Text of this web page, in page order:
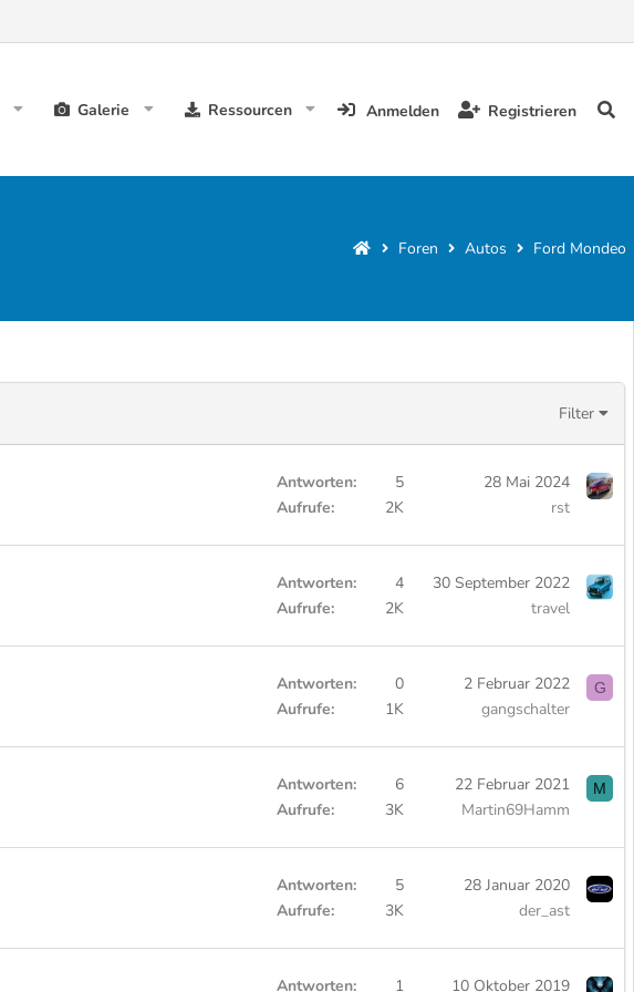
Galerie Ressourcen Anmelden Registrieren
Foren Autos Ford Mondeo
Filter
Antworten
5
Aufrufe
2K
28 Mai 2024
rst
Antworten
4
Aufrufe
2K
30 September 2022
travel
Antworten
0
Aufrufe
1K
2 Februar 2022
gangschalter
G
Antworten
6
Aufrufe
3K
22 Februar 2021
Martin69Hamm
M
Antworten
5
Aufrufe
3K
28 Januar 2020
der_ast
Antworten 1 10 Oktober 2019